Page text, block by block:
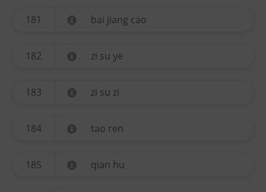
181 bai jiang cao
182 zi su ye
183 zi su zi
184 tao ren
185 qian hu